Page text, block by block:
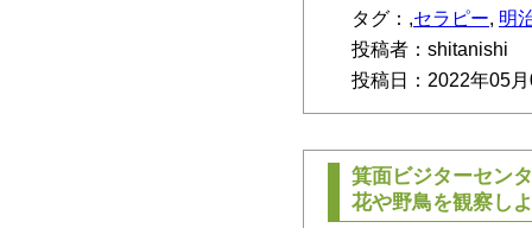
タグ：,セラピー, 明
投稿者：shitanishi
投稿日：2022年05
箕面ビジターセン
花や野鳥を観察し